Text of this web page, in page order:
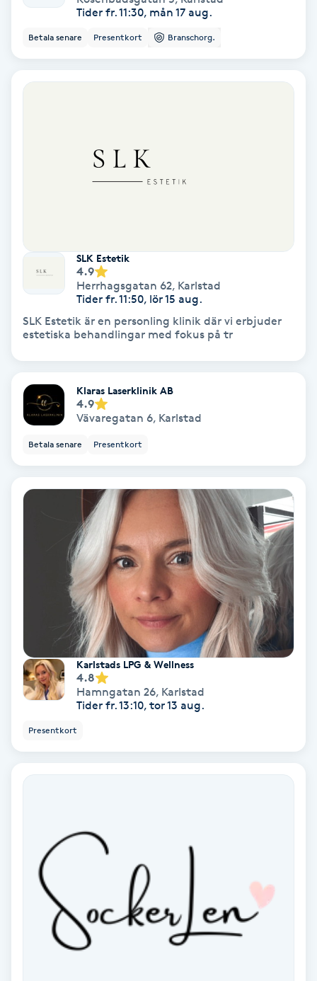
Lashlift Keratin
LED-ljusterapi
Luggklippning
Lymfmassage
Läpptatuering
Makeup
Massage
Medial vägledning
Medicinsk massage
Medium
Megavolymfransar
Melasma
Mesoterapi
Microshading
Mixfransar
Nagelförlängning
Tider fr. 11:30, mån 17 aug.
Betala senare Presentkort Branschorg.
SLK Estetik
4.9
Herrhagsgatan 62, Karlstad
Tider fr. 11:50, lör 15 aug.
SLK Estetik är en personling klinik där vi erbjuder
estetiska behandlingar med fokus på tr
Klaras Laserklinik AB
4.9
Vävaregatan 6, Karlstad
Betala senare Presentkort
Karlstads LPG & Wellness
4.8
Hamngatan 26, Karlstad
Tider fr. 13:10, tor 13 aug.
Presentkort